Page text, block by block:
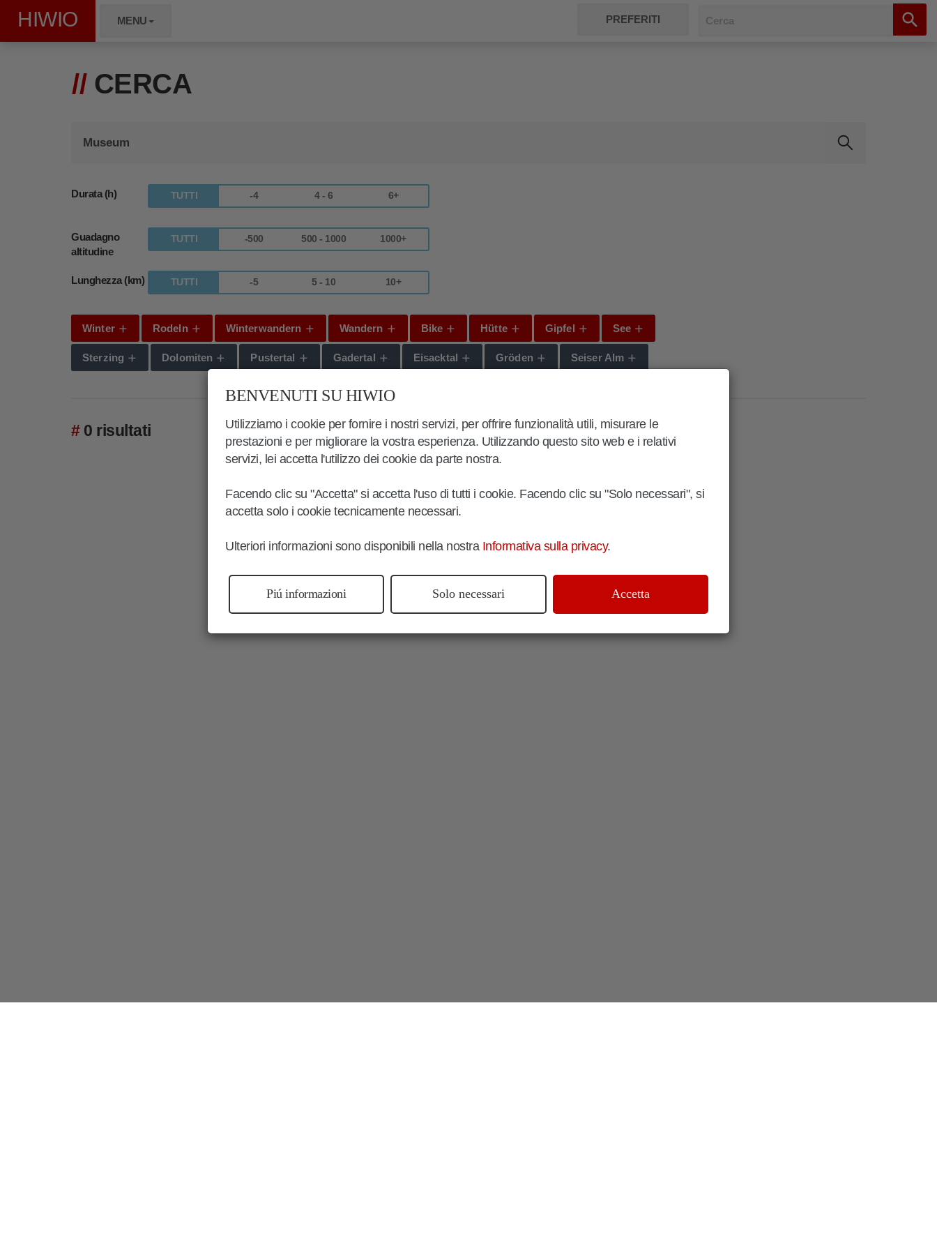
HIWIO PREFERITI
MENU
CERCA
Durata (h) TUTTI -4 4 - 6 6+
Guadagno
altitudine
TUTTI -500 500 - 1000 1000+
Lunghezza (km) TUTTI -5 5 - 10 10+
Winter Rodeln Winterwandern Wandern Bike Hütte Gipfel See
Sterzing Dolomiten Pustertal Gadertal Eisacktal Gröden Seiser Alm
0 risultati
BENVENUTI SU HIWIO
Utilizziamo i cookie per fornire i nostri servizi, per offrire funzionalità utili, misurare le
prestazioni e per migliorare la vostra esperienza. Utilizzando questo sito web e i relativi
servizi, lei accetta l'utilizzo dei cookie da parte nostra.
Facendo clic su "Accetta" si accetta l'uso di tutti i cookie. Facendo clic su "Solo necessari", si
accetta solo i cookie tecnicamente necessari.
Ulteriori informazioni sono disponibili nella nostra Informativa sulla privacy.
Piú informazioni Solo necessari Accetta